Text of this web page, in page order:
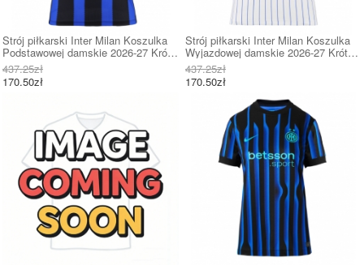
Strój piłkarski Inter Milan Koszulka
Podstawowej damskie 2026-27 Krótki
Rękaw
437.25zł
170.50zł
Strój piłkarski Inter Milan Koszulka
Wyjazdowej damskie 2026-27 Krótki
Rękaw
437.25zł
170.50zł